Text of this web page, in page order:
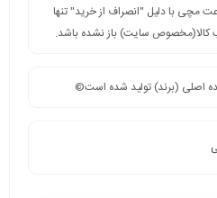
مچی با دلیل "انصراف از خرید" تنها
کالا(مخصوص سایت) باز نشده باشد.
اصلی (برند) تولید شده است©️